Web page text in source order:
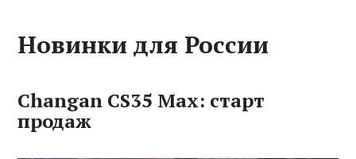
Новинки для России
Changan CS35 Max: старт
продаж